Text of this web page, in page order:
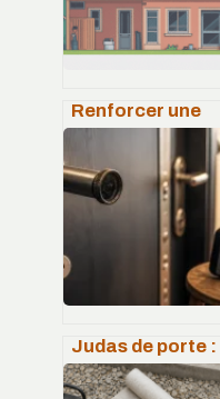
Renforcer une
méthodes fiables,
coûts et erreurs à
éviter
Judas de porte :
choisir entre